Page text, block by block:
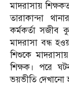
মাদরাসায়
তারাকান্দা
কর্মকর্তা
মাদরাসা বন্ধ
শিশুকে
শিক্ষক। পরে
ভয়ভীতি দেখানো